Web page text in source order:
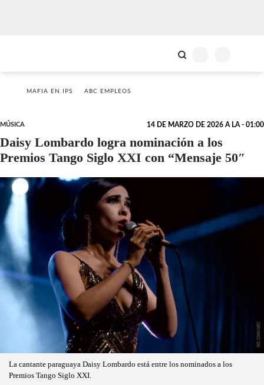
MAFIA EN IPS ABC EMPLEOS
MÚSICA 14 DE MARZO DE 2026 A LA - 01:00
Daisy Lombardo logra nominación a los
Premios Tango Siglo XXI con “Mensaje 50″
La cantante paraguaya Daisy Lombardo está entre los nominados a los
Premios Tango Siglo XXI.